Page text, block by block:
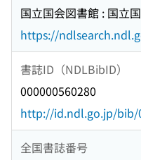
国立国会図書館 : 国立
https://
書誌ID（NDLBibID）
000000560280
http://id.ndl.go.jp/bib/
全国書誌番号